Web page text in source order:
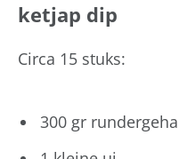
ketjap dip
Circa 15 stuks:
300 gr